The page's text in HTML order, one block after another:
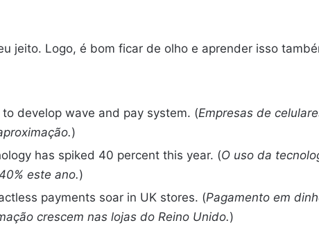
jeito. Logo, é bom ficar de olho e aprender isso
develop wave and pay system. (Empresas de
)
has spiked 40 percent this year. (O uso da
este ano.)
payments soar in UK stores. (Pagamento em
crescem nas lojas do Reino Unido.)